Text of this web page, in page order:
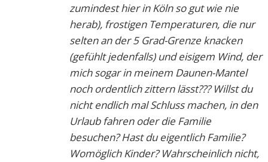
zumindest hier in Köln so gut wie nie
herab), frostigen Temperaturen, die nur
selten an der 5 Grad-Grenze knacken
(gefühlt jedenfalls) und eisigem Wind, der
mich sogar in meinem Daunen-Mantel
noch ordentlich zittern lässt??? Willst du
nicht endlich mal Schluss machen, in den
Urlaub fahren oder die Familie
besuchen? Hast du eigentlich Familie?
Womöglich Kinder? Wahrscheinlich nicht,